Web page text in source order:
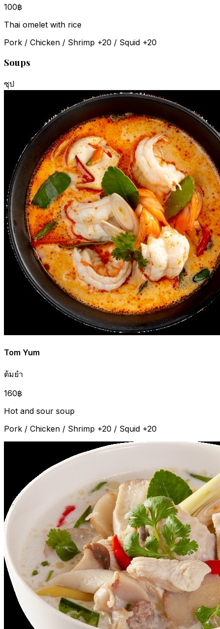
100฿
Thai omelet with rice
Pork / Chicken / Shrimp +20 / Squid +20
Soups
ซุป
Tom Yum
ต้มยำ
160฿
Hot and sour soup
Pork / Chicken / Shrimp +20 / Squid +20